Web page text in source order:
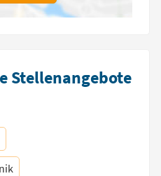
Stellenangebote